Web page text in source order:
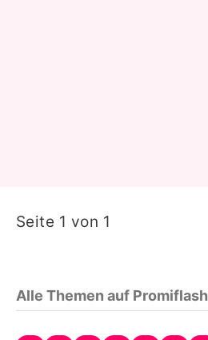
Seite 1 von 1
Alle Themen auf Promiflash